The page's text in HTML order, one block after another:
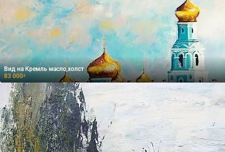
Вид на Кремль масло,холст
83 000₽